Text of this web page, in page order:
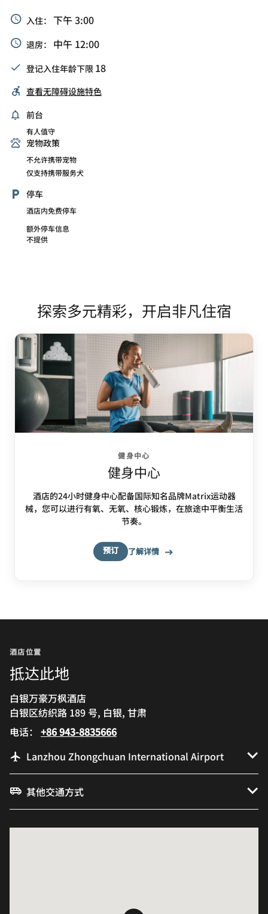
入住： 下午 3:00
退房： 中午 12:00
登记入住年龄下限 18
查看无障碍设施特色
前台
有人值守
宠物政策
不允许携带宠物
仅支持携带服务犬
停车
酒店内免费停车
额外停车信息
不提供
探索多元精彩，开启非凡住宿
健身中心
健身中心
酒店的24小时健身中心配备国际知名品牌Matrix运动器
械，您可以进行有氧、无氧、核心锻炼，在旅途中平衡生活
节奏。
预订 了解详情
酒店位置
抵达此地
白银万豪万枫酒店
白银区纺织路 189 号, 白银, 甘肃
电话： +86 943-8835666
Lanzhou Zhongchuan International Airport
其他交通方式